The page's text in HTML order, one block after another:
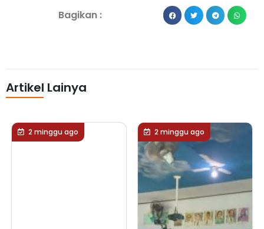
Bagikan :
Artikel Lainya
2 minggu ago 2 minggu ago